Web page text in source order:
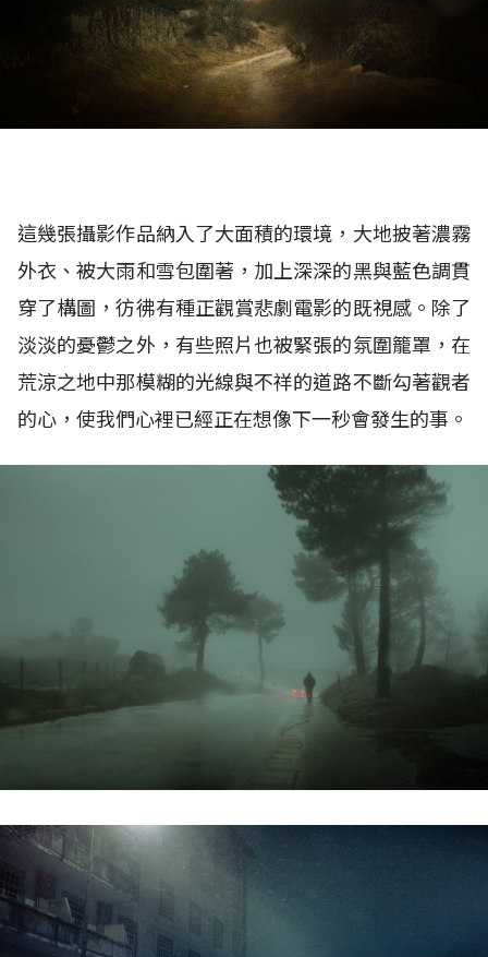
這幾張攝影作品納入了大面積的環境，大地披著濃霧
外衣、被大雨和雪包圍著，加上深深的黑與藍色調貫
穿了構圖，彷彿有種正觀賞悲劇電影的既視感。除了
淡淡的憂鬱之外，有些照片也被緊張的氛圍籠罩，在
荒涼之地中那模糊的光線與不祥的道路不斷勾著觀者
的心，使我們心裡已經正在想像下一秒會發生的事。